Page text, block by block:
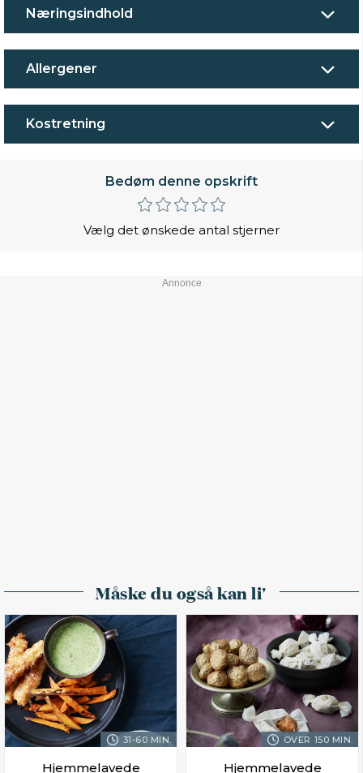
Næringsindhold
Allergener
Kostretning
Bedøm denne opskrift
Vælg det ønskede antal stjerner
Måske du også kan li'
31-60 MIN.
Hjemmelavede
OVER 150 MIN.
Hjemmelavede